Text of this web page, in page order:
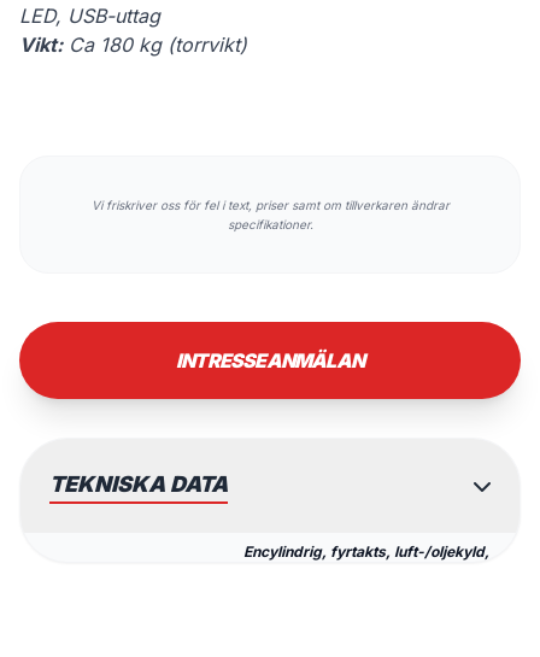
LED, USB-uttag
Vikt:Ca 180 kg (torrvikt)
Vi friskriver oss för fel i text, priser samt om tillverkaren ändrar
specifikationer.
INTRESSEANMÄLAN
TEKNISKA DATA
Encylindrig, fyrtakts, luft-/oljekyld,